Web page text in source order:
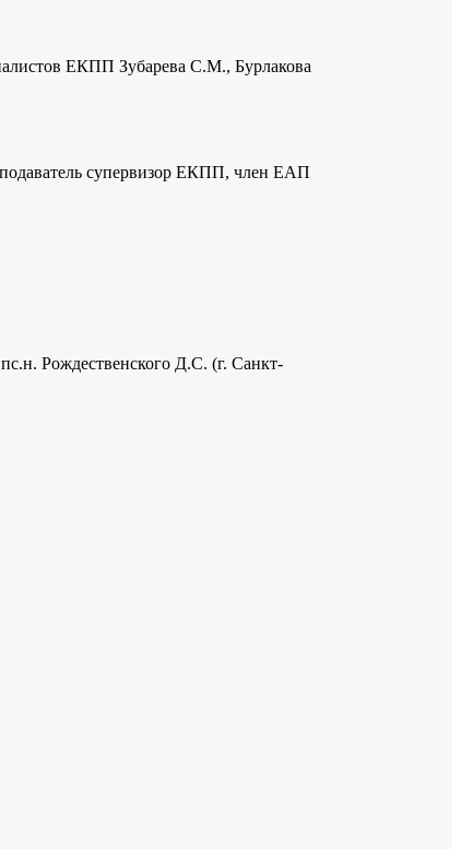
ЕКПП Зубарева С.М., Бурлакова
супервизор ЕКПП, член ЕАП
Рождественского Д.С. (г. Санкт-